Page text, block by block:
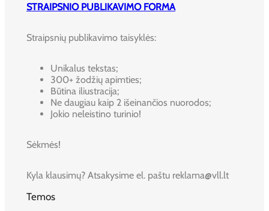
STRAIPSNIO PUBLIKAVIMO FORMA
Straipsnių publikavimo taisyklės:
Unikalus tekstas;
300+ žodžių apimties;
Būtina iliustracija;
Ne daugiau kaip 2 išeinančios nuorodos;
Jokio neleistino turinio!
Sėkmės!
Kyla klausimų? Atsakysime el. paštu reklama@vll.lt
Temos